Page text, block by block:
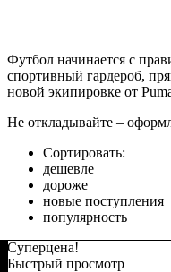
Футбол начинается с
спортивный гардероб,
новой экипировке от
Не откладывайте –
Сортировать:
дешевле
дороже
новые поступления
популярность
Суперцена!
Быстрый просмотр